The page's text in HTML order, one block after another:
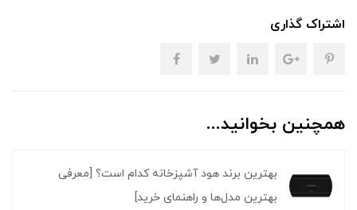
اشتراک گذاری
همچنین بخوانید...
بهترین برند هود آشپزخانه کدام است؟ [معرفی
بهترین مدل‌ها و راهنمای خرید]